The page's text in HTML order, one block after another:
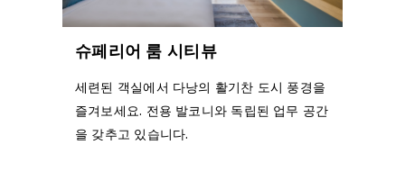
슈페리어 룸 시티뷰
세련된 객실에서 다낭의 활기찬 도시 풍경을
즐겨보세요. 전용 발코니와 독립된 업무 공간
을 갖추고 있습니다.